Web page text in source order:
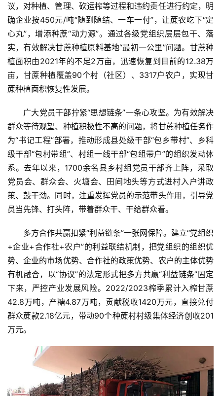
页
云
糖
网
众
现
货
报
价
地
议，对种植、管理、砍运榨等过程和违约责任进行约定，明
确企业按450元/吨“随到随结、一车一付”，让蔗农吃下“定
心丸”，增添种蔗“动力源”。通过各级党组织层层包干、落
实，有效解决甘蔗种植原料基地“最初一公里”问题。甘蔗种
植面积由2021年的不足2万亩，迅速恢复到目前的12.38万
亩，甘蔗种植覆盖90个村（社区）、3317户农户，实现甘
蔗种植面积恢复性发展。
广大党员干部拧紧“思想链条”一条心攻坚。为有效解决
群众等待观望、种植积极性不高的问题，将甘蔗种植任务作
为“书记工程”部署，推动形成县处级干部“包乡带村”、乡科
级干部“包村带组”、村组一线干部“包组带户”的组织发动体
系。去年以来，1700余名县乡村组党员干部齐上阵，采取
党员会、群众会、火塘会、田间地头等方式进村入户讲政
策、鼓干劲。同时，注重发挥党员的示范带头作用，引导党
员当先锋、打头阵，带着群众干、干给群众看。
多方合作共赢扣紧“利益链条”一张网保障。建立“党组织
+企业+合作社+农户”的利益联结机制，把党组织的组织优
势、企业的市场优势、合作社的政策优势、农户的主体优势
有机融合，以“协议”的法定形式把多方共赢“利益链条”固定
下来，严控产业发展风险。2022/2023榨季累计入榨甘蔗
42.8万吨，产糖4.87万吨，贡献税收1420万元，直接兑付
群众蔗款2.18亿元，带动90个种蔗村村级集体经济创收201
万元。